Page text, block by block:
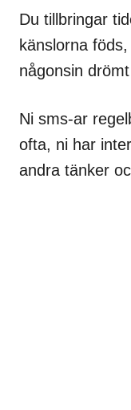
Du tillbringar
känslorna
någonsin
Ni sms-ar
ofta, ni har
andra tänker